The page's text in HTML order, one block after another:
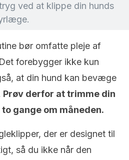
ved at klippe din hunds
bør omfatte pleje af
forebygger ikke kun
at din hund kan bevæge
Prøv derfor at trimme din
gange om måneden.
der er designet til
så du ikke når den